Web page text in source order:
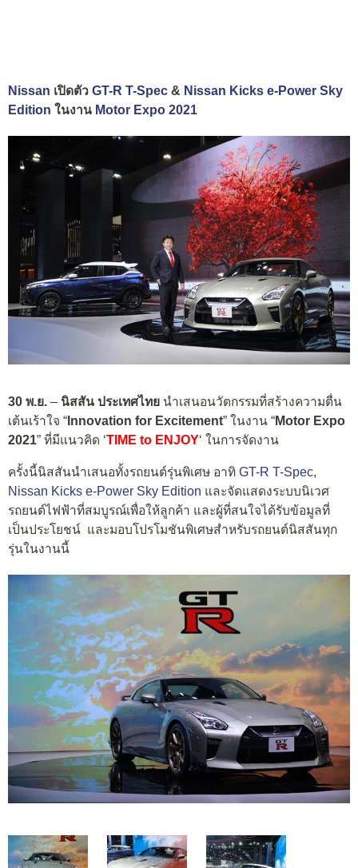
Nissan เปิดตัว GT-R T-Spec & Nissan Kicks e-Power Sky
Edition ในงาน Motor Expo 2021
30 พ.ย. – นิสสัน ประเทศไทย นำเสนอนวัตกรรมที่สร้างความตื่น
เต้นเร้าใจ “ Innovation for Excitement” ในงาน “Motor Expo
2021” ที่มีแนวคิด ‘TIME to ENJOY‘ ในการจัดงาน
ครั้งนี้นิสสันนำเสนอทั้งรถยนต์รุ่นพิเศษ อาทิ GT-R T-Spec,
Nissan Kicks e-Power Sky Edition และจัดแสดงระบบนิเวศ
รถยนต์ไฟฟ้าที่สมบูรณ์เพื่อให้ลูกค้า และผู้ที่สนใจได้รับข้อมูลที่
เป็นประโยชน์ และมอบโปรโมชันพิเศษสำหรับรถยนต์นิสสันทุก
รุ่นในงานนี้